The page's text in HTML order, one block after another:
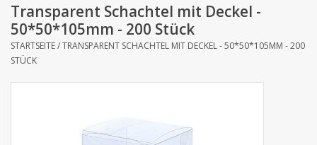
Taschen & Beuteln
Transparent Schachtel mit Deckel -
50*50*105mm - 200 Stück
STARTSEITE/TRANSPARENT SCHACHTEL MIT DECKEL - 50*50*105MM - 200
STÜCK